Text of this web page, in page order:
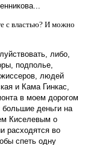
с властью? И можно
либо,
подполье,
людей
и Кама Гинкас,
в моем дорогом
деньги на
Киселевым о
расходятся во
спеть одну